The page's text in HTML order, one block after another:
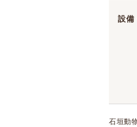
設備
石垣動